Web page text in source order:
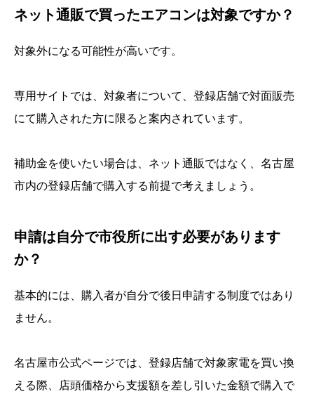
ネット通販で買ったエアコンは対象ですか？
対象外になる可能性が高いです。
専用サイトでは、対象者について、登録店舗で対面販売
にて購入された方に限ると案内されています。
補助金を使いたい場合は、ネット通販ではなく、名古屋
市内の登録店舗で購入する前提で考えましょう。
申請は自分で市役所に出す必要があります
か？
基本的には、購入者が自分で後日申請する制度ではあり
ません。
名古屋市公式ページでは、登録店舗で対象家電を買い換
える際、店頭価格から支援額を差し引いた金額で購入で